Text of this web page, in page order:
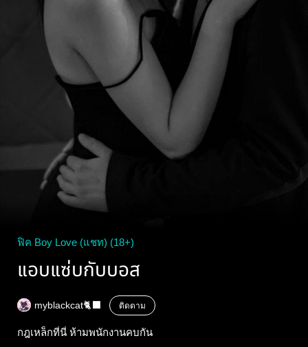
ฟิค Boy Love (แชท) (18+)
แอบแซ่บกับบอส
myblackcat🐈‍⬛ ติดตาม
กฎเหล็กที่นี่ ห้ามพนักงานคบกัน